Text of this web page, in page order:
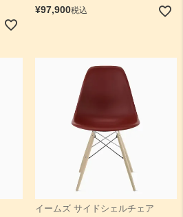
¥97,900税込
イームズ サイドシェルチェア